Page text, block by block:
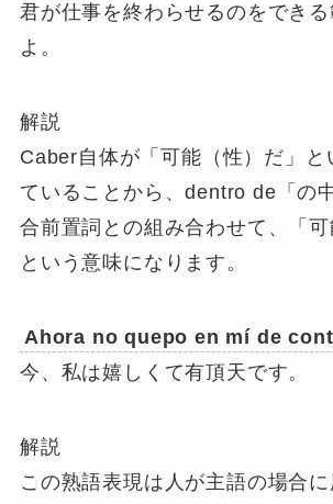
君が仕事を終わらせるのをできる
よ。
解説
Caber自体が「可能（性）だ」と
ていることから、dentro de「の
合前置詞との組み合わせて、「可
という意味になります。
Ahora no quepo en mí de
今、私は嬉しくて有頂天です。
解説
この熟語表現は人が主語の場合に